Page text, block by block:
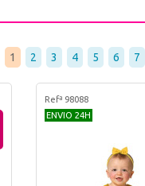
1 2 3 4 5 6 7
Refª 98088
ENVIO 24H